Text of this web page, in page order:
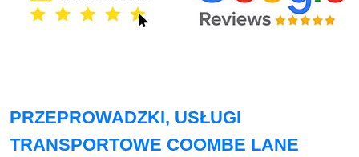
PRZEPROWADZKI, USŁUGI
TRANSPORTOWE COOMBE LANE